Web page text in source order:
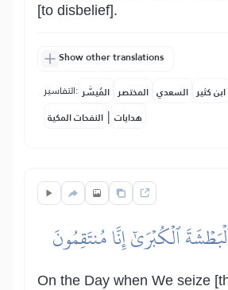
[to disbelief].
Show other translations
التفاسير: المُيسَّر المختصر السعدي ابن كثير
النفحات المكية | هدايات
ٱلۡكُبۡرَىٰٓ إِنَّا مُنتَقِمُونَ
On the Day when We seize